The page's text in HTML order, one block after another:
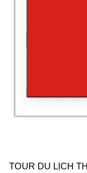
TOUR DU LỊCH